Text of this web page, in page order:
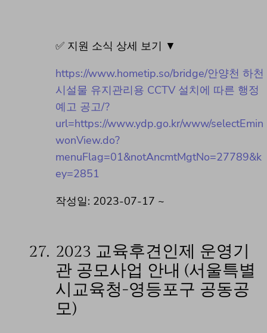
✅ 지원 소식 상세 보기 ▼
https://www.hometip.so/bridge/안양천 하천
시설물 유지관리용 CCTV 설치에 따른 행정
예고 공고/?
url=https://www.ydp.go.kr/www/selectEmin
wonView.do?
menuFlag=01&notAncmtMgtNo=27789&k
ey=2851
작성일: 2023-07-17 ~
27. 2023 교육후견인제 운영기
관 공모사업 안내 (서울특별
시교육청-영등포구 공동공
모)